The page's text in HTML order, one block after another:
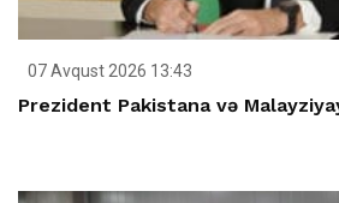
07 Avqust 2026 13:43
Prezident Pakistana və